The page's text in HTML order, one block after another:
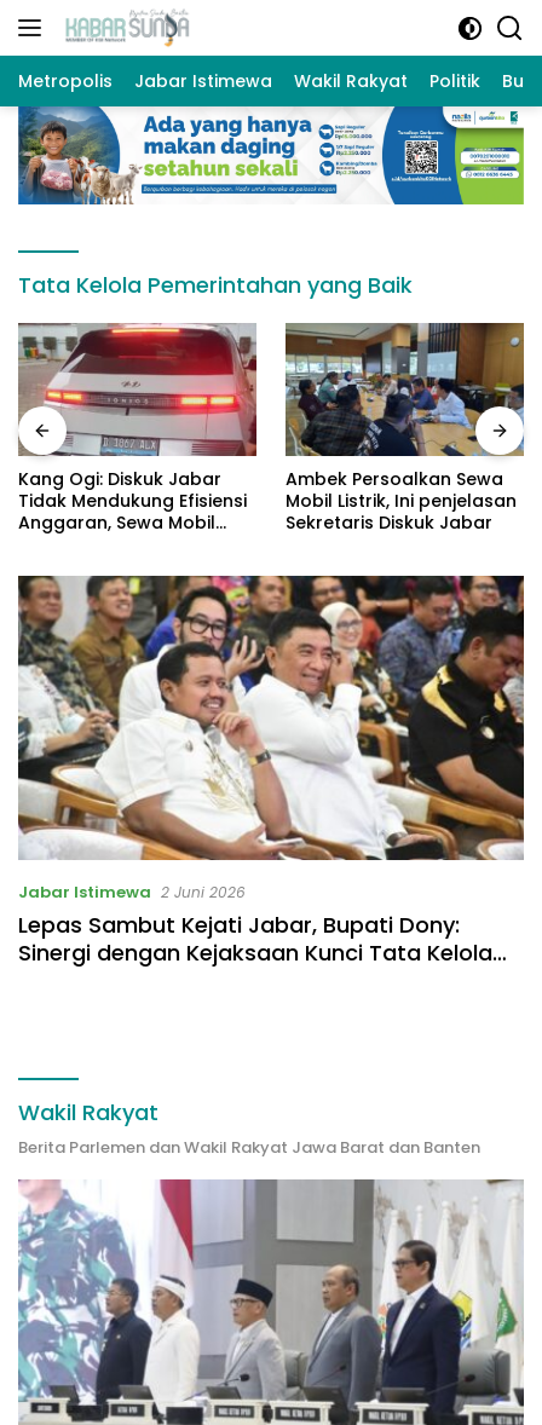
Langsung
Metropolis Jabar Istimewa Wakil Rakyat Politik
Tata Kelola Pemerintahan yang Baik
Kang Ogi: Diskuk Jabar
Tidak Mendukung Efisiensi
Anggaran, Sewa Mobil
Ambek Persoalkan Sewa
Mobil Listrik, Ini penjelasan
Sekretaris Diskuk Jabar
Jabar Istimewa 2 Juni 2026
Lepas Sambut Kejati Jabar, Bupati Dony:
Sinergi dengan Kejaksaan Kunci Tata Kelola
Wakil Rakyat
Berita Parlemen dan Wakil Rakyat Jawa Barat dan Banten